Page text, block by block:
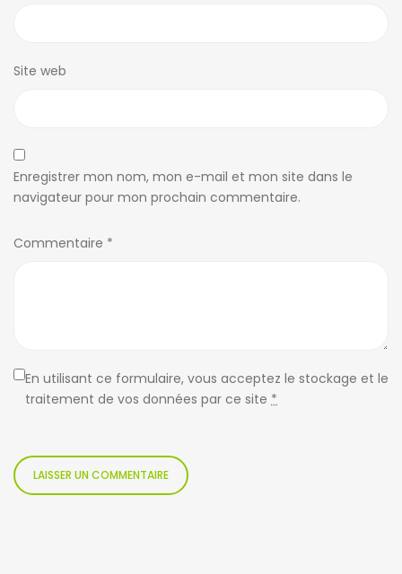
Site web
Enregistrer mon nom, mon e-mail et mon site dans le
navigateur pour mon prochain commentaire.
Commentaire *
En utilisant ce formulaire, vous acceptez le stockage et le
traitement de vos données par ce site *